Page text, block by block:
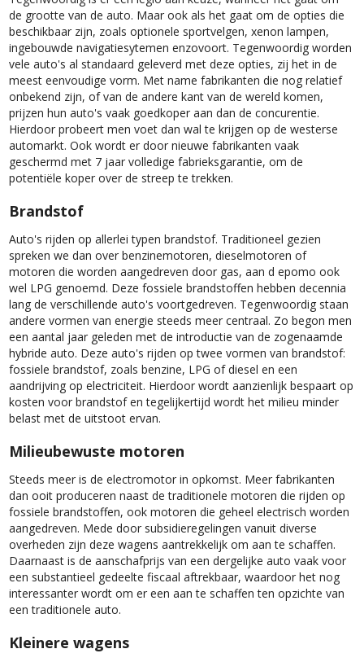
de grootte van de auto. Maar ook als het gaat om de opties die
beschikbaar zijn, zoals optionele sportvelgen, xenon lampen,
ingebouwde navigatiesytemen enzovoort. Tegenwoordig worden
vele auto's al standaard geleverd met deze opties, zij het in de
meest eenvoudige vorm. Met name fabrikanten die nog relatief
onbekend zijn, of van de andere kant van de wereld komen,
prijzen hun auto's vaak goedkoper aan dan de concurentie.
Hierdoor probeert men voet dan wal te krijgen op de westerse
automarkt. Ook wordt er door nieuwe fabrikanten vaak
geschermd met 7 jaar volledige fabrieksgarantie, om de
potentiële koper over de streep te trekken.
Brandstof
Auto's rijden op allerlei typen brandstof. Traditioneel gezien
spreken we dan over benzinemotoren, dieselmotoren of
motoren die worden aangedreven door gas, aan d epomo ook
wel LPG genoemd. Deze fossiele brandstoffen hebben decennia
lang de verschillende auto's voortgedreven. Tegenwoordig staan
andere vormen van energie steeds meer centraal. Zo begon men
een aantal jaar geleden met de introductie van de zogenaamde
hybride auto. Deze auto's rijden op twee vormen van brandstof:
fossiele brandstof, zoals benzine, LPG of diesel en een
aandrijving op electriciteit. Hierdoor wordt aanzienlijk bespaart op
kosten voor brandstof en tegelijkertijd wordt het milieu minder
belast met de uitstoot ervan.
Milieubewuste motoren
Steeds meer is de electromotor in opkomst. Meer fabrikanten
dan ooit produceren naast de traditionele motoren die rijden op
fossiele brandstoffen, ook motoren die geheel electrisch worden
aangedreven. Mede door subsidieregelingen vanuit diverse
overheden zijn deze wagens aantrekkelijk om aan te schaffen.
Daarnaast is de aanschafprijs van een dergelijke auto vaak voor
een substantieel gedeelte fiscaal aftrekbaar, waardoor het nog
interessanter wordt om er een aan te schaffen ten opzichte van
een traditionele auto.
Kleinere wagens